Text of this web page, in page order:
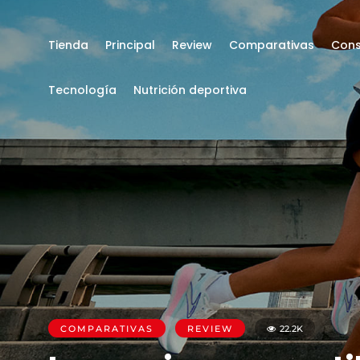
Tienda Principal Review Comparativas
Tecnología Nutrición deportiva
COMPARATIVAS REVIEW 22.2K